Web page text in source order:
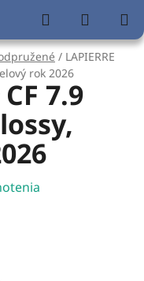
Hľadať
KOŠÍK
/ LAPIERRE
rok 2026
7.9